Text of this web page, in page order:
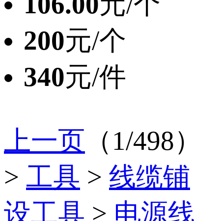
200元/个
340元/件
上一页 （1/498）
> 工具 > 线缆铺
设工具 > 电源线